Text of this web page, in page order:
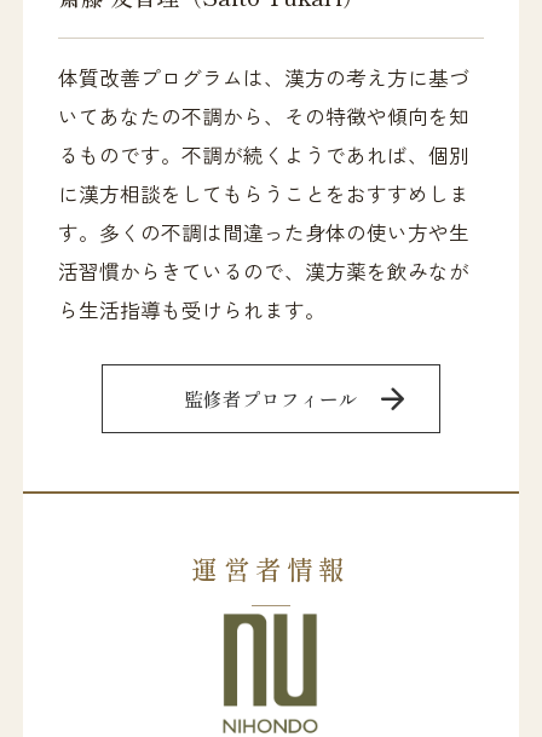
体質改善プログラムは、漢方の考え方に基づ
いてあなたの不調から、その特徴や傾向を知
るものです。不調が続くようであれば、個別
に漢方相談をしてもらうことをおすすめしま
す。多くの不調は間違った身体の使い方や生
活習慣からきているので、漢方薬を飲みなが
ら生活指導も受けられます。
監修者プロフィール
運営者情報